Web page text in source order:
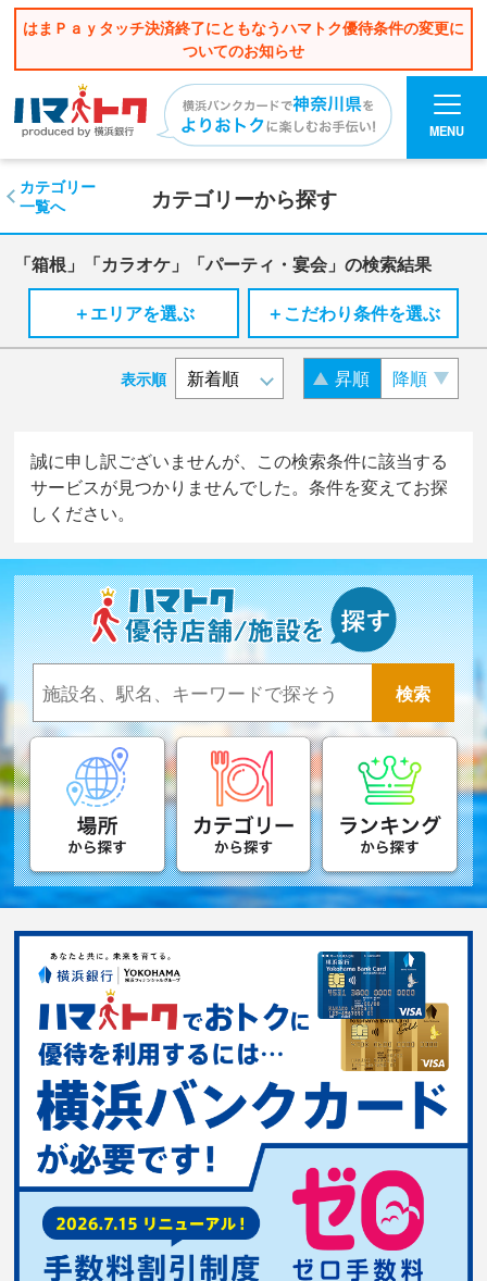
はまＰａｙタッチ決済終了にともなうハマトク優待条件の変更に
ついてのお知らせ
MENU
カテゴリーから探す
カテゴリー
一覧へ
「箱根」「カラオケ」「パーティ・宴会」の検索結果
＋エリアを選ぶ
＋こだわり条件を選ぶ
表示順 昇順 降順
誠に申し訳ございませんが、この検索条件に該当する
サービスが見つかりませんでした。条件を変えてお探
しください。